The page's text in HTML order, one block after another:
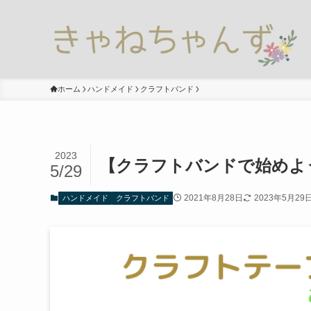
ホーム ハンドメイド クラフトバンド
【クラフトバンドで始め
2023
5/29
ハンドメイド クラフトバンド 2021年8月28日 2023年5月29